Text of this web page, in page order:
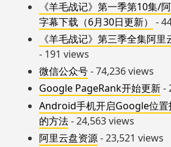
《羊毛战记》第一季第10集/
字幕下载（6月30日更新）
-
《羊毛战记》第三季全集阿
- 191 views
微信公众号- 74,236 views
Google PageRank开始更新-
Android手机开启Google位置
的方法- 24,563 views
阿里云盘资源- 23,521 views